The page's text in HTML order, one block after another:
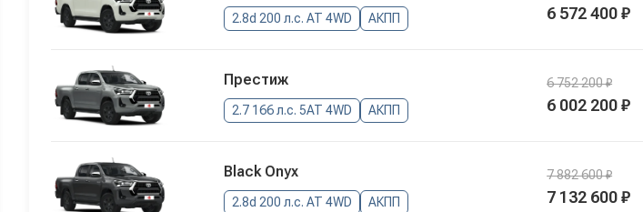
2.8d 200 л.с. AT 4WD АКПП 6 572 400 ₽
Престиж
2.7 166 л.с. 5AT 4WD АКПП
6 752 200 ₽
6 002 200 ₽
Black Onyx
2.8d 200 л.с. AT 4WD АКПП
7 882 600 ₽
7 132 600 ₽